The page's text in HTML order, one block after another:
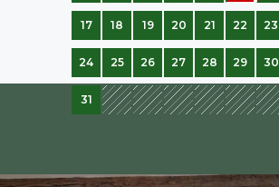
17 18 19 20 21 22 23
24 25 26 27 28 29 30
31